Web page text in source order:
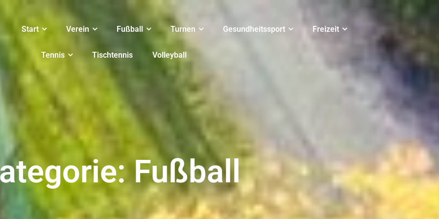
Start Verein Fußball Turnen Gesundheitssport Freizeit
Tennis Tischtennis Volleyball
Fußball